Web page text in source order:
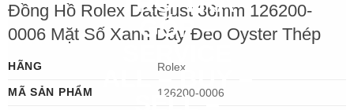
Đồng Hồ Rolex Datejust 36mm 126200-
0006 Mặt Số Xanh Dây Đeo Oyster Thép
HÃNG
Rolex
MÃ SẢN PHẨM
126200-0006